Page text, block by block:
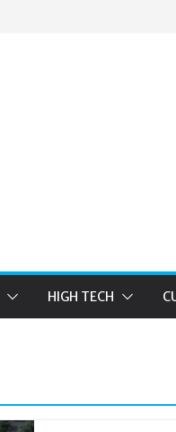
HIGH TECH